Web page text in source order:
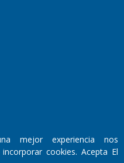
mejor experiencia nos
cookies. Acepta El